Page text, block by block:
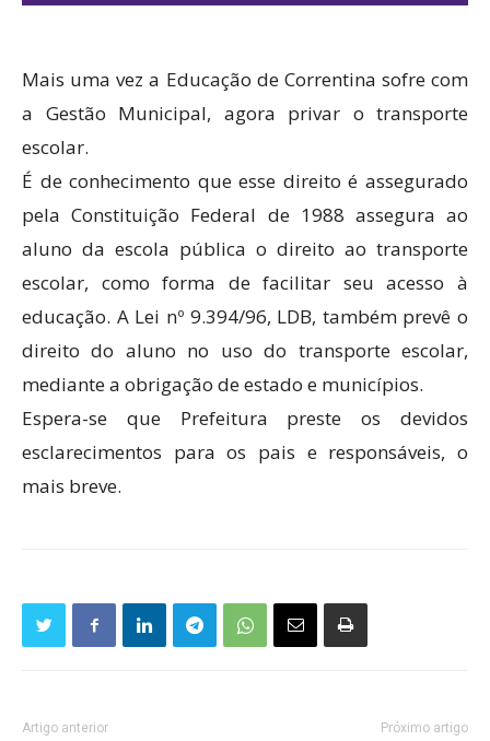
Mais uma vez a Educação de Correntina sofre com
a Gestão Municipal, agora privar o transporte
escolar.
É de conhecimento que esse direito é assegurado
pela Constituição Federal de 1988 assegura ao
aluno da escola pública o direito ao transporte
escolar, como forma de facilitar seu acesso à
educação. A Lei nº 9.394/96, LDB, também prevê o
direito do aluno no uso do transporte escolar,
mediante a obrigação de estado e municípios.
Espera-se que Prefeitura preste os devidos
esclarecimentos para os pais e responsáveis, o
mais breve.
Artigo anterior Próximo artigo